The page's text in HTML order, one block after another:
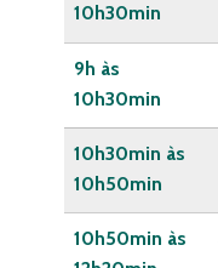
10h30min
9h às
10h30min
10h30min às
10h50min
10h50min às